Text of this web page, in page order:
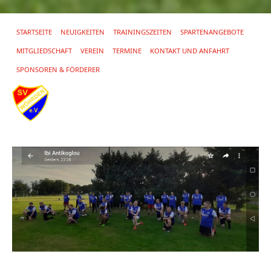
STARTSEITE NEUIGKEITEN TRAININGSZEITEN SPARTENANGEBOTE
MITGLIEDSCHAFT VEREIN TERMINE KONTAKT UND ANFAHRT
SPONSOREN & FÖRDERER